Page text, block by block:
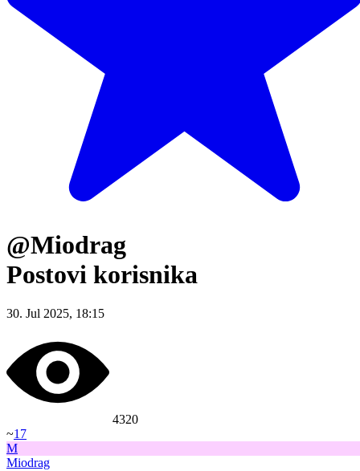
@Miodrag
Postovi korisnika
30. Jul 2025, 18:15
4320
~17
M
Miodrag